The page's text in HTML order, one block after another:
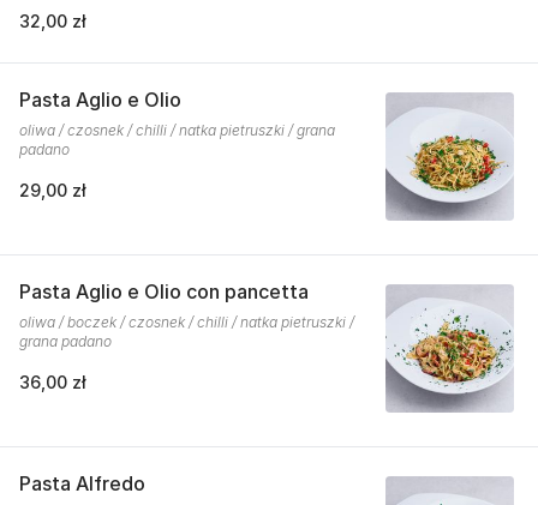
32,00 zł
Pasta Aglio e Olio
oliwa / czosnek / chilli / natka pietruszki / grana
padano
29,00 zł
Pasta Aglio e Olio con pancetta
oliwa / boczek / czosnek / chilli / natka pietruszki /
grana padano
36,00 zł
Pasta Alfredo